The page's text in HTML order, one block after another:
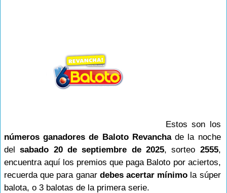
Estos son los
números ganadores de Baloto Revanchade la noche
delsabado 20 de septiembre de 2025, sorteo 2555,
encuentra aquí los premios que paga Baloto por aciertos,
recuerda que para ganar debes acertar mínimo la súper
balota, o 3 balotas de la primera serie.